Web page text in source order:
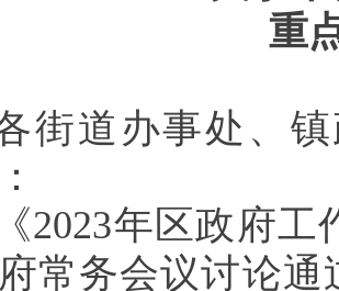
重
街道办事处、
《2023年区政府工
常务会议讨论